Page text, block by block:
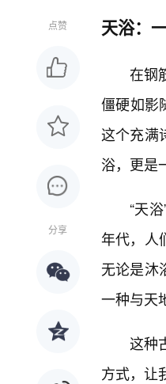
点赞
分享
天浴：
在钢
僵硬如影
这个充满
浴，更是
“天
年代，人
无论是沐
一种与天
这种
方式，让